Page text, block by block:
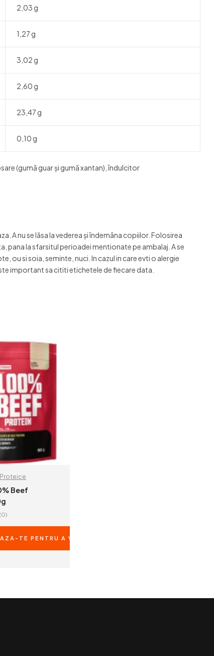
2,03 g
1,27 g
3,02 g
2,60 g
23,47 g
0,10 g
(gumă guar și gumă xantan), îndulcitor
A nu se lăsa la vederea şi îndemâna copiilor. Folosirea
pana la sfarsitul perioadei mentionate pe ambalaj. A se
ou si soia, seminte, nuci. In cazul in care evti o alergie
important sa cititi etichetele de fiecare data.
Beef
(0)
TE PENTRU A VEDEA PRETURILE